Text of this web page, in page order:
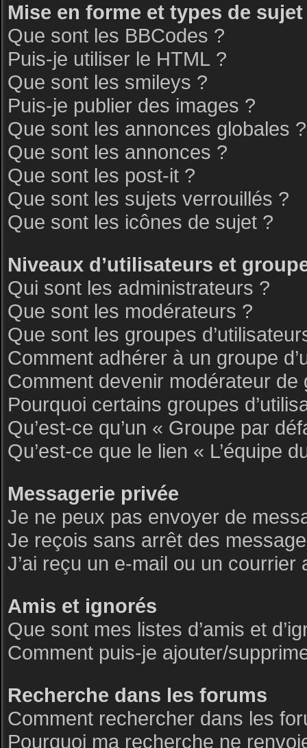
Mise en forme et types de sujet
Que sont les BBCodes ?
Puis-je utiliser le HTML ?
Que sont les smileys ?
Puis-je publier des images ?
Que sont les annonces globales ?
Que sont les annonces ?
Que sont les post-it ?
Que sont les sujets verrouillés ?
Que sont les icônes de sujet ?
Niveaux d’utilisateurs et
Qui sont les administrateurs ?
Que sont les modérateurs ?
Que sont les groupes
Comment adhérer à un groupe
Comment devenir modérateur de
Pourquoi certains groupes
Qu’est-ce qu’un « Groupe par
Qu’est-ce que le lien « L’équipe
Messagerie privée
Je ne peux pas envoyer de
Je reçois sans arrêt des
J’ai reçu un e-mail ou un courrier
Amis et ignorés
Que sont mes listes d’amis et
Comment puis-je ajouter/
Recherche dans les forums
Comment rechercher dans les
Pourquoi ma recherche ne